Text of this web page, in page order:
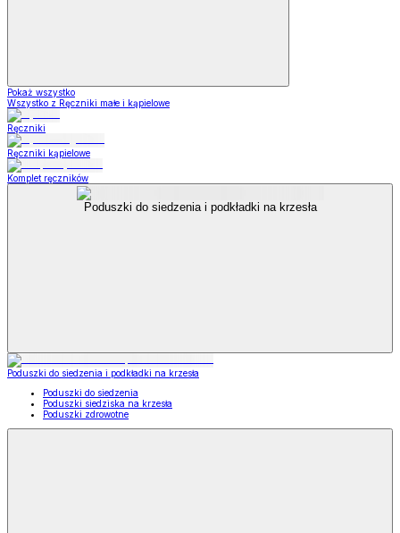
Pokaż wszystko
Wszystko z Ręczniki małe i kąpielowe
Ręczniki
Ręczniki kąpielowe
Komplet ręczników
Poduszki do siedzenia i podkładki na krzesła
Poduszki do siedzenia i podkładki na krzesła
Poduszki do siedzenia
Poduszki siedziska na krzesła
Poduszki zdrowotne